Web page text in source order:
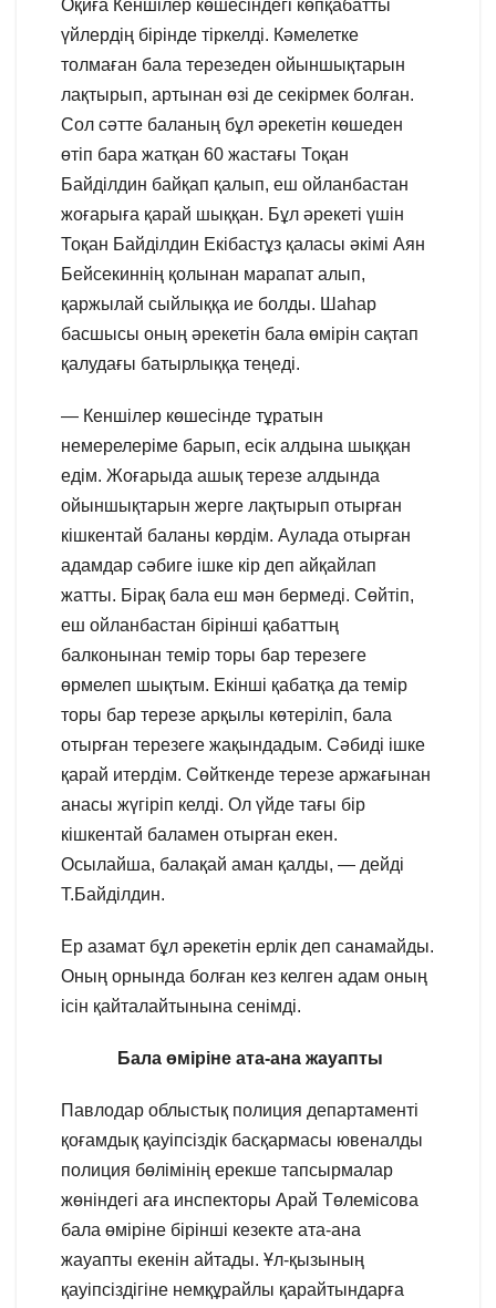
Оқиға Кеншілер көшесіндегі көпқабатты
үйлердің бірінде тіркелді. Кәмелетке
толмаған бала терезеден ойыншықтарын
лақтырып, артынан өзі де секірмек болған.
Сол сәтте баланың бұл әрекетін көшеден
өтіп бара жатқан 60 жастағы Тоқан
Байділдин байқап қалып, еш ойланбастан
жоғарыға қарай шыққан. Бұл әрекеті үшін
Тоқан Байділдин Екібастұз қаласы әкімі Аян
Бейсекиннің қолынан марапат алып,
қаржылай сыйлыққа ие болды. Шаһар
басшысы оның әрекетін бала өмірін сақтап
қалудағы батырлыққа теңеді.
— Кеншілер көшесінде тұратын
немерелеріме барып, есік алдына шыққан
едім. Жоғарыда ашық терезе алдында
ойыншықтарын жерге лақтырып отырған
кішкентай баланы көрдім. Аулада отырған
адамдар сәбиге ішке кір деп айқайлап
жатты. Бірақ бала еш мән бермеді. Сөйтіп,
еш ойланбастан бірінші қабаттың
балконынан темір торы бар терезеге
өрмелеп шықтым. Екінші қабатқа да темір
торы бар терезе арқылы көтеріліп, бала
отырған терезеге жақындадым. Сәбиді ішке
қарай итердім. Сөйткенде терезе аржағынан
анасы жүгіріп келді. Ол үйде тағы бір
кішкентай баламен отырған екен.
Осылайша, балақай аман қалды, — дейді
Т.Байділдин.
Ер азамат бұл әрекетін ерлік деп санамайды.
Оның орнында болған кез келген адам оның
ісін қайталайтынына сенімді.
Бала өміріне ата-ана жауапты
Павлодар облыстық полиция департаменті
қоғамдық қауіпсіздік басқармасы ювеналды
полиция бөлімінің ерекше тапсырмалар
жөніндегі аға инспекторы Арай Төлемісова
бала өміріне бірінші кезекте ата-ана
жауапты екенін айтады. Ұл-қызының
қауіпсіздігіне немқұрайлы қарайтындарға